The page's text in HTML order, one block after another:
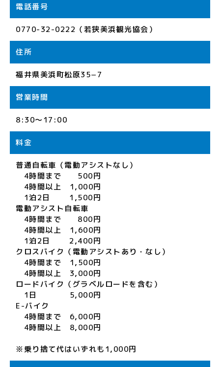
電話番号
0770-32-0222（若狭美浜観光協会）
住所
福井県美浜町松原35−7
営業時間
8:30～17:00
料金
普通自転車（電動アシストなし）
4時間まで 500円
4時間以上 1,000円
1泊2日 1,500円
電動アシスト自転車
4時間まで 800円
4時間以上 1,600円
1泊2日 2,400円
クロスバイク（電動アシストあり・なし）
4時間まで 1,500円
4時間以上 3,000円
ロードバイク（グラベルロードを含む）
1日 5,000円
E-バイク
4時間まで 6,000円
4時間以上 8,000円
※乗り捨て代はいずれも1,000円